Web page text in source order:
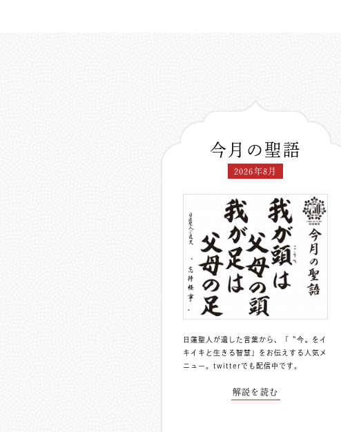
今月の聖語
2026年8月
日蓮聖人が遺した言葉から、「〝今〟をイ
キイキと生きる智慧」をお伝えする人気メ
ニュー。 twitterでも配信中 です。
解説を読む